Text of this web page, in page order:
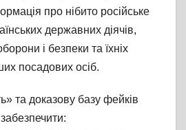
про нібито російське
державних діячів,
і безпеки та їхніх
посадових осіб.
та доказову базу фейків